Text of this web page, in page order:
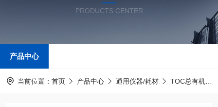
PRODUCTS CENTER
产品中心
当前位置： 首页 产品中心 通用仪器/耗材 TOC总有机碳分析仪